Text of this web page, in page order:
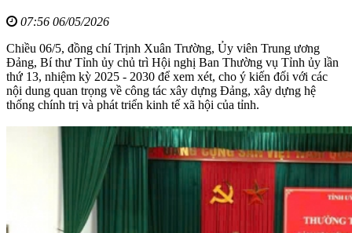
07:56 06/05/2026
Chiều 06/5, đồng chí Trịnh Xuân Trường, Ủy viên Trung ương
Đảng, Bí thư Tỉnh ủy chủ trì Hội nghị Ban Thường vụ Tỉnh ủy lần
thứ 13, nhiệm kỳ 2025 - 2030 để xem xét, cho ý kiến đối với các
nội dung quan trọng về công tác xây dựng Đảng, xây dựng hệ
thống chính trị và phát triển kinh tế xã hội của tỉnh.